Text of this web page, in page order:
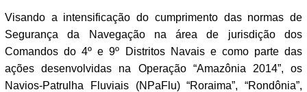
Visando a intensificação do cumprimento das normas de
Segurança da Navegação na área de jurisdição dos
Comandos do 4º e 9º Distritos Navais e como parte das
ações desenvolvidas na Operação “Amazônia 2014”, os
Navios-Patrulha Fluviais (NPaFlu) “Roraima”, “Rondônia”,